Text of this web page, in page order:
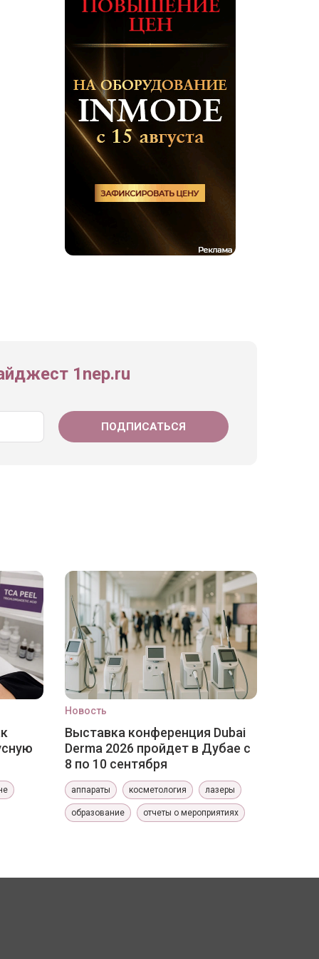
1nep.ru
Новость
Выставка конференция Dubai
Derma 2026 пройдет в Дубае с
8 по 10 сентября
аппараты косметология лазеры
образование отчеты о мероприятиях